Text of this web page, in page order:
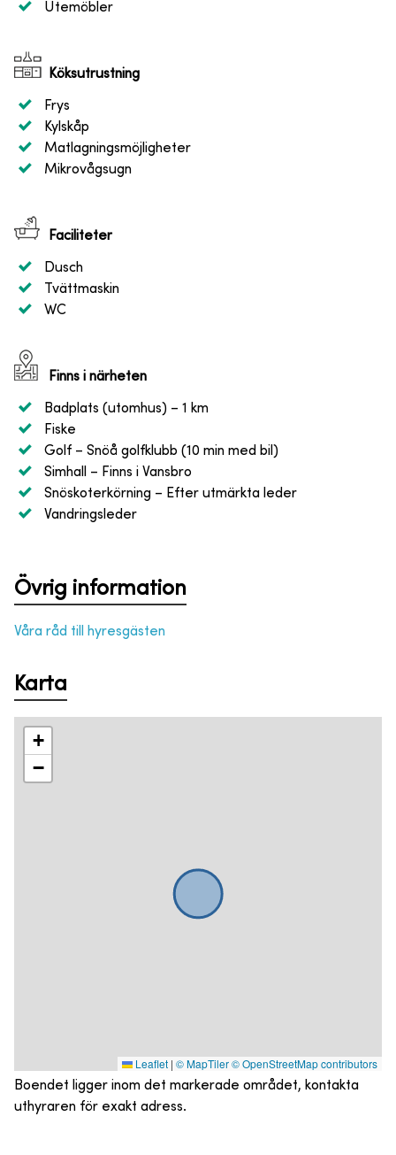
Utemöbler
Köksutrustning
Frys
Kylskåp
Matlagningsmöjligheter
Mikrovågsugn
Faciliteter
Dusch
Tvättmaskin
WC
Finns i närheten
Badplats (utomhus) – 1 km
Fiske
Golf – Snöå golfklubb (10 min med bil)
Simhall
– Finns i Vansbro
Snöskoterkörning – Efter utmärkta leder
Vandringsleder
Övrig information
Våra råd till hyresgästen
Karta
+
−
Leaflet | © MapTiler© OpenStreetMap contributors
Boendet ligger inom det markerade området, kontakta
uthyraren för exakt adress.